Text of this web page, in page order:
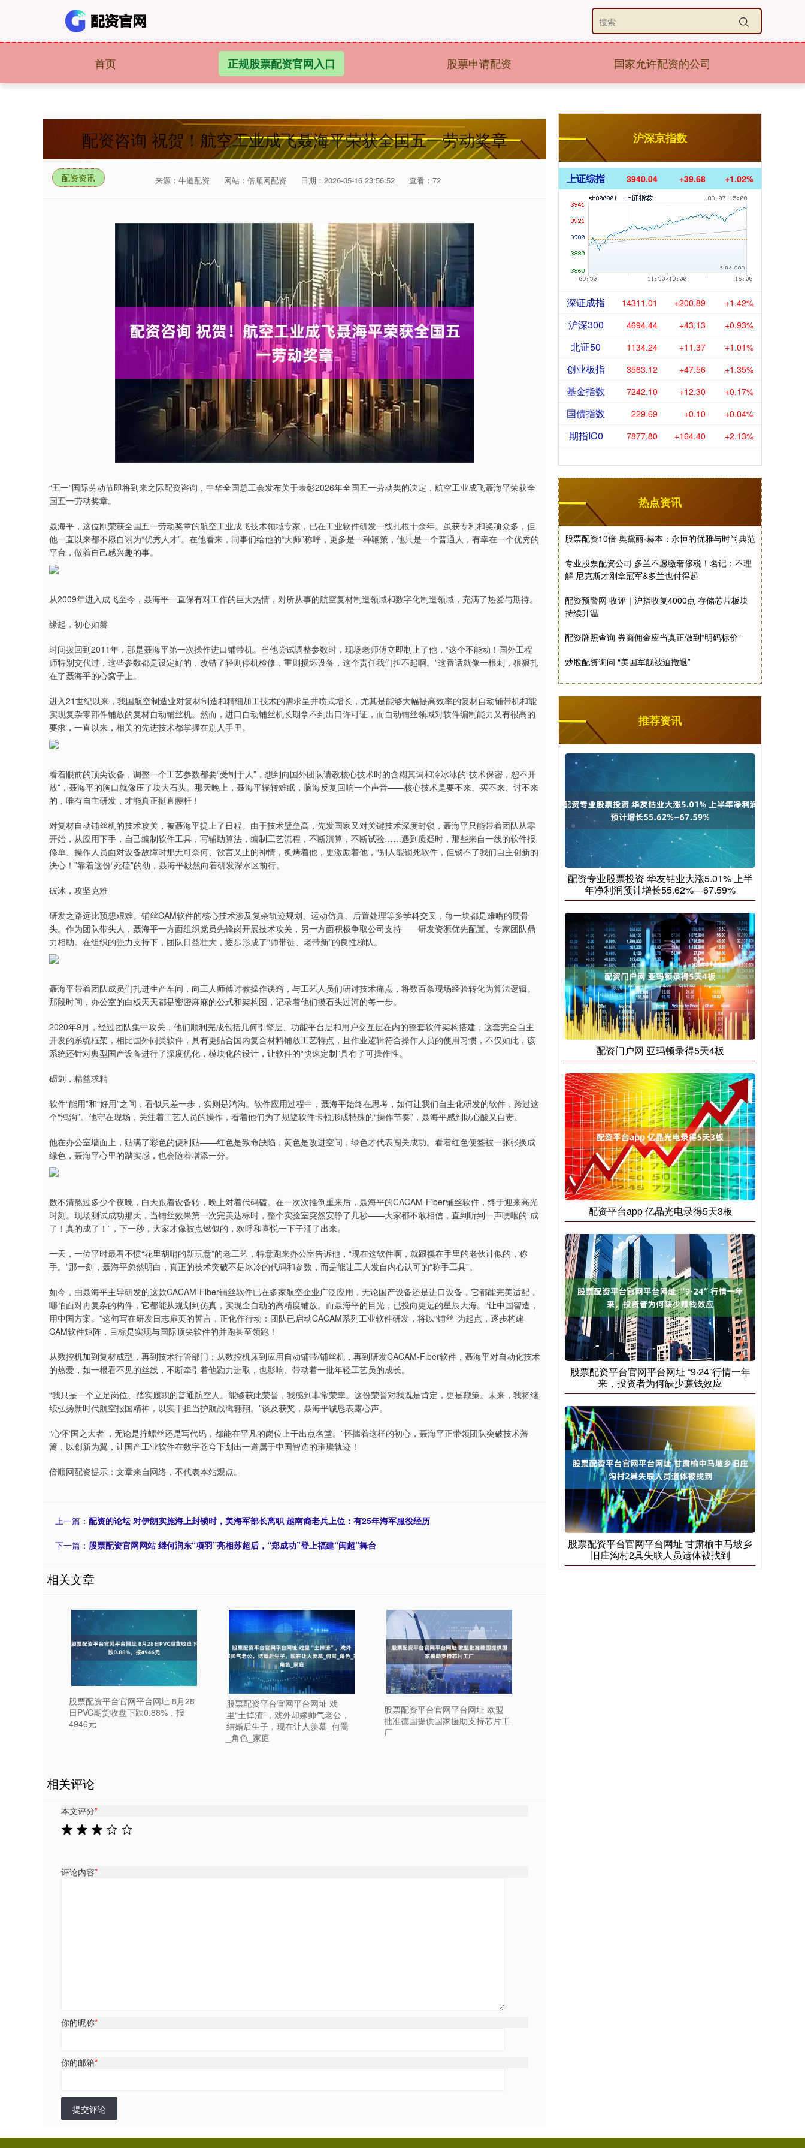
首页 正规股票配资官网入口 股票申请配资 国家允许配资的公司
配资咨询 祝贺！航空工业成飞聂海平荣获全国五一劳动奖章
配资资讯 来源：牛道配资 网站：倍顺网配资 日期：2026-05-16 23:56:52 查看：72
“五一”国际劳动节即将到来之际配资咨询，中华全国总工会发布关于表彰2026年全国五一劳动奖的决定，航空工业成飞聂海平荣获全
国五一劳动奖章。
聂海平，这位刚荣获全国五一劳动奖章的航空工业成飞技术领域专家，已在工业软件研发一线扎根十余年。虽获专利和奖项众多，但
他一直以来都不愿自诩为“优秀人才”。在他看来，同事们给他的“大师”称呼，更多是一种鞭策，他只是一个普通人，有幸在一个优秀的
平台，做着自己感兴趣的事。
从2009年进入成飞至今，聂海平一直保有对工作的巨大热情，对所从事的航空复材制造领域和数字化制造领域，充满了热爱与期待。
缘起，初心如磐
时间拨回到2011年，那是聂海平第一次操作进口铺带机。当他尝试调整参数时，现场老师傅立即制止了他，“这个不能动！国外工程
师特别交代过，这些参数都是设定好的，改错了轻则停机检修，重则损坏设备，这个责任我们担不起啊。”这番话就像一根刺，狠狠扎
在了聂海平的心窝子上。
进入21世纪以来，我国航空制造业对复材制造和精细加工技术的需求呈井喷式增长，尤其是能够大幅提高效率的复材自动铺带机和能
实现复杂零部件铺放的复材自动铺丝机。然而，进口自动铺丝机长期拿不到出口许可证，而自动铺丝领域对软件编制能力又有很高的
要求，一直以来，相关的先进技术都掌握在别人手里。
看着眼前的顶尖设备，调整一个工艺参数都要“受制于人”，想到向国外团队请教核心技术时的含糊其词和冷冰冰的“技术保密，恕不开
放”，聂海平的胸口就像压了块大石头。那天晚上，聂海平辗转难眠，脑海反复回响一个声音——核心技术是要不来、买不来、讨不来
的，唯有自主研发，才能真正挺直腰杆！
对复材自动铺丝机的技术攻关，被聂海平提上了日程。由于技术壁垒高，先发国家又对关键技术深度封锁，聂海平只能带着团队从零
开始，从应用下手，自己编制软件工具，写辅助算法，编制工艺流程，不断演算，不断试验……遇到质疑时，那些来自一线的软件报
修单、操作人员面对设备故障时那无可奈何、欲言又止的神情，炙烤着他，更激励着他，“别人能锁死软件，但锁不了我们自主创新的
决心！”靠着这份“死磕”的劲，聂海平毅然向着研发深水区前行。
破冰，攻坚克难
研发之路远比预想艰难。铺丝CAM软件的核心技术涉及复杂轨迹规划、运动仿真、后置处理等多学科交叉，每一块都是难啃的硬骨
头。作为团队带头人，聂海平一方面组织党员先锋岗开展技术攻关，另一方面积极争取公司支持——研发资源优先配置、专家团队鼎
力相助。在组织的强力支持下，团队日益壮大，逐步形成了“师带徒、老带新”的良性梯队。
聂海平带着团队成员们扎进生产车间，向工人师傅讨教操作诀窍，与工艺人员们研讨技术痛点，将数百条现场经验转化为算法逻辑。
那段时间，办公室的白板天天都是密密麻麻的公式和架构图，记录着他们摸石头过河的每一步。
2020年9月，经过团队集中攻关，他们顺利完成包括几何引擎层、功能平台层和用户交互层在内的整套软件架构搭建，这套完全自主
开发的系统框架，相比国外同类软件，具有更贴合国内复合材料铺放工艺特点，且作业逻辑符合操作人员的使用习惯，不仅如此，该
系统还针对典型国产设备进行了深度优化，模块化的设计，让软件的“快速定制”具有了可操作性。
砺剑，精益求精
软件“能用”和“好用”之间，看似只差一步，实则是鸿沟。软件应用过程中，聂海平始终在思考，如何让我们自主化研发的软件，跨过这
个“鸿沟”。他守在现场，关注着工艺人员的操作，看着他们为了规避软件卡顿形成特殊的“操作节奏”，聂海平感到既心酸又自责。
他在办公室墙面上，贴满了彩色的便利贴——红色是致命缺陷，黄色是改进空间，绿色才代表闯关成功。看着红色便签被一张张换成
绿色，聂海平心里的踏实感，也会随着增添一分。
数不清熬过多少个夜晚，白天跟着设备转，晚上对着代码磕。在一次次推倒重来后，聂海平的CACAM-Fiber铺丝软件，终于迎来高光
时刻。现场测试成功那天，当铺丝效果第一次完美达标时，整个实验室突然安静了几秒——大家都不敢相信，直到听到一声哽咽的“成
了！真的成了！”，下一秒，大家才像被点燃似的，欢呼和喜悦一下子涌了出来。
一天，一位平时最看不惯“花里胡哨的新玩意”的老工艺，特意跑来办公室告诉他，“现在这软件啊，就跟攥在手里的老伙计似的，称
手。”那一刻，聂海平忽然明白，真正的技术突破不是冰冷的代码和参数，而是能让工人发自内心认可的“称手工具”。
如今，由聂海平主导研发的这款CACAM-Fiber铺丝软件已在多家航空企业广泛应用，无论国产设备还是进口设备，它都能完美适配，
哪怕面对再复杂的构件，它都能从规划到仿真，实现全自动的高精度铺放。而聂海平的目光，已投向更远的星辰大海。“让中国智造，
用中国方案。”这句写在研发日志扉页的誓言，正化作行动：团队已启动CACAM系列工业软件研发，将以“铺丝”为起点，逐步构建
CAM软件矩阵，目标是实现与国际顶尖软件的并跑甚至领跑！
从数控机加到复材成型，再到技术行管部门；从数控机床到应用自动铺带/铺丝机，再到研发CACAM-Fiber软件，聂海平对自动化技术
的热爱，如一根看不见的丝线，不断牵引着他勠力进取，也影响、带动着一批年轻工艺员的成长。
“我只是一个立足岗位、踏实履职的普通航空人。能够获此荣誉，我感到非常荣幸。这份荣誉对我既是肯定，更是鞭策。未来，我将继
续弘扬新时代航空报国精神，以实干担当护航战鹰翱翔。”谈及获奖，聂海平诚恳表露心声。
“心怀‘国之大者’，无论是拧螺丝还是写代码，都能在平凡的岗位上干出点名堂。”怀揣着这样的初心，聂海平正带领团队突破技术藩
篱，以创新为翼，让国产工业软件在数字苍穹下划出一道属于中国智造的璀璨轨迹！
倍顺网配资提示：文章来自网络，不代表本站观点。
上一篇： 配资的论坛 对伊朗实施海上封锁时，美海军部长离职 越南裔老兵上位：有25年海军服役经历
下一篇： 股票配资官网网站 继何润东“项羽”亮相苏超后，“郑成功”登上福建“闽超”舞台
相关文章
股票配资平台官网平台网址 8月28
日PVC期货收盘下跌0.88%，报
4946元
股票配资平台官网平台网址 戏
里“土掉渣”，戏外却嫁帅气老公，
结婚后生子，现在让人羡慕_何翯
_角色_家庭
股票配资平台官网平台网址 欧盟
批准德国提供国家援助支持芯片工
厂
相关评论
本文评分*
评论内容*
你的昵称*
你的邮箱*
提交评论
沪深京指数
上证综指 3940.04 +39.68 +1.02%
深证成指 14311.01 +200.89 +1.42%
沪深300 4694.44 +43.13 +0.93%
北证50 1134.24 +11.37 +1.01%
创业板指 3563.12 +47.56 +1.35%
基金指数 7242.10 +12.30 +0.17%
国债指数 229.69 +0.10 +0.04%
期指IC0 7877.80 +164.40 +2.13%
热点资讯
股票配资10倍 奥黛丽·赫本：永恒的优雅与时尚典范
专业股票配资公司 多兰不愿缴奢侈税！名记：不理
解 尼克斯才刚拿冠军&多兰也付得起
配资预警网 收评｜沪指收复4000点 存储芯片板块
持续升温
配资牌照查询 券商佣金应当真正做到“明码标价”
炒股配资询问 “美国军舰被迫撤退”
推荐资讯
配资专业股票投资 华友钴业大涨5.01% 上半
年净利润预计增长55.62%—67.59%
配资门户网 亚玛顿录得5天4板
配资平台app 亿晶光电录得5天3板
股票配资平台官网平台网址 “9·24”行情一年
来，投资者为何缺少赚钱效应
股票配资平台官网平台网址 甘肃榆中马坡乡
旧庄沟村2具失联人员遗体被找到